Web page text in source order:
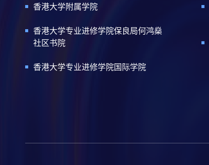
香港大学附属学院
香港大学专业进修学院保良局何鸿燊
社区书院
香港大学专业进修学院国际学院